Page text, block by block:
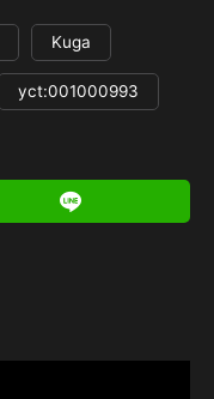
Kuga
yct:001000993